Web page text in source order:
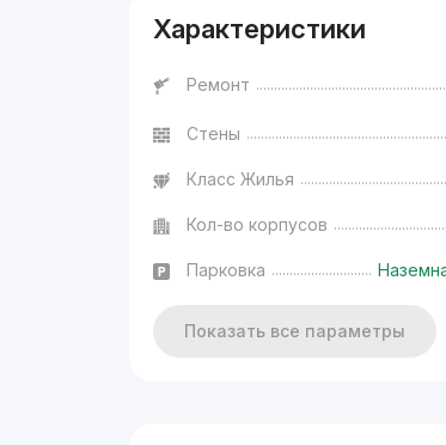
Характеристики
Ремонт
Стены
Класс Жилья
Кол-во корпусов
Парковка
Показать все параметры